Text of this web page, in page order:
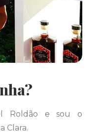
Roldão e sou o
Clara.